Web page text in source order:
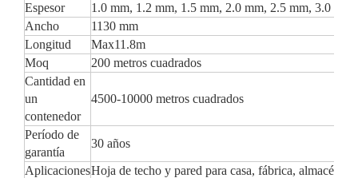
Espesor
1.0 mm, 1.2 mm, 1.5 mm, 2.0 mm, 2.5 mm, 3.0 mm
Ancho
1130 mm
Longitud
Max11.8m
Moq
200 metros cuadrados
Cantidad en
un
contenedor
4500-10000 metros cuadrados
Período de
garantía
30 años
AplicacionesHoja de techo y pared para casa, fábrica, almacén,